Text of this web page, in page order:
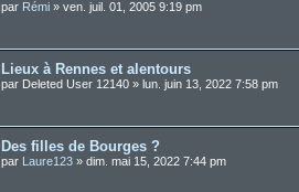
par Rémi » ven. juil. 01, 2005 9:19 pm
Lieux à Rennes et alentours
par Deleted User 12140 » lun. juin 13, 2022 7:58 pm
Des filles de Bourges ?
par Laure123 » dim. mai 15, 2022 7:44 pm